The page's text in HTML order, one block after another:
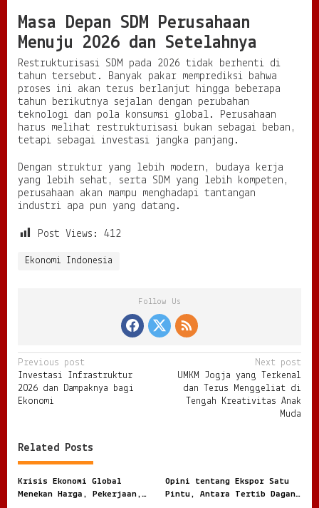
Masa Depan SDM Perusahaan
Menuju 2026 dan Setelahnya
Restrukturisasi SDM pada 2026 tidak berhenti di
tahun tersebut. Banyak pakar memprediksi bahwa
proses ini akan terus berlanjut hingga beberapa
tahun berikutnya sejalan dengan perubahan
teknologi dan pola konsumsi global. Perusahaan
harus melihat restrukturisasi bukan sebagai beban,
tetapi sebagai investasi jangka panjang.
Dengan struktur yang lebih modern, budaya kerja
yang lebih sehat, serta SDM yang lebih kompeten,
perusahaan akan mampu menghadapi tantangan
industri apa pun yang datang.
Post Views: 412
Ekonomi Indonesia
Follow Us
P
o
s
n
a
v
Previous post
Investasi Infrastruktur
2026 dan Dampaknya bagi
Ekonomi
Next post
UMKM Jogja yang Terkenal
dan Terus Menggeliat di
Tengah Kreativitas Anak
Muda
Related Posts
Krisis Ekonomi Global
Menekan Harga, Pekerjaan,
Opini tentang Ekspor Satu
Pintu, Antara Tertib Dagang